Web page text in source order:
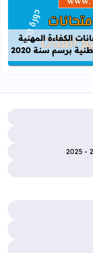
المزيد عن تحيين مواصفات
الكفاءة المهنية
برسم سنة 2020